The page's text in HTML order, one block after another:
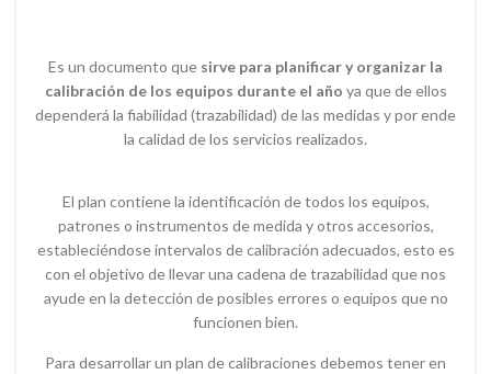
Es un documento que sirve para planificar y organizar la
calibración de los equipos durante el año ya que de ellos
dependerá la fiabilidad (trazabilidad) de las medidas y por ende
la calidad de los servicios realizados.
El plan contiene la identificación de todos los equipos,
patrones o instrumentos de medida y otros accesorios,
estableciéndose intervalos de calibración adecuados, esto es
con el objetivo de llevar una cadena de trazabilidad que nos
ayude en la detección de posibles errores o equipos que no
funcionen bien.
Para desarrollar un plan de calibraciones debemos tener en